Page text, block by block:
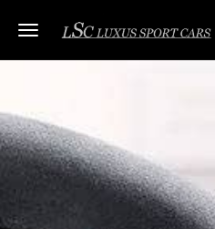
Toggle navigation